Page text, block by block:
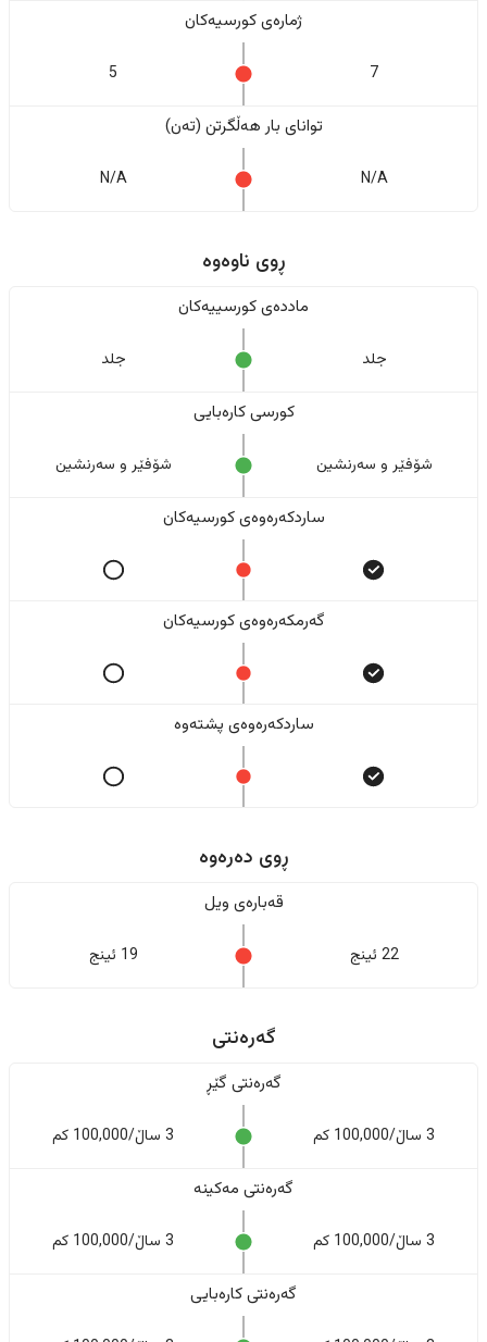
ژمارەی کورسیەکان
7
5
تواناى بار هەڵگرتن (تەن)
N/A
N/A
ڕوی ناوەوە
ماددەی کورسییەکان
جلد جلد
کورسی کارەبایی
شۆفێر و سەرنشین شۆفێر و سەرنشین
ساردکەرەوەی کورسیەکان
گەرمکەرەوەی کورسیەکان
ساردکەرەوەی پشتەوە
ڕوی دەرەوە
قەبارەی ویل
22 ئینج 19 ئینج
گەرەنتی
گەرەنتی گێڕ
3 ساڵ/100,000 کم 3 ساڵ/100,000 کم
گەرەنتی مەکینە
3 ساڵ/100,000 کم 3 ساڵ/100,000 کم
گەرەنتی کارەبایی